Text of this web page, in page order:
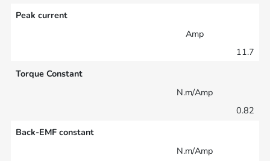
Peak current
Amp
11.7
Torque Constant
N.m/Amp
0.82
Back-EMF constant
N.m/Amp